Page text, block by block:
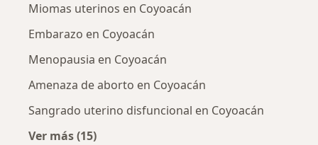
Miomas uterinos en Coyoacán
Embarazo en Coyoacán
Menopausia en Coyoacán
Amenaza de aborto en Coyoacán
Sangrado uterino disfuncional en Coyoacán
Ver más (15)